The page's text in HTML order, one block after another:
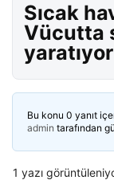
Sıcak
Vücutta
yaratıyor
Bu konu 0 yanıt
admin tarafından
1 yazı